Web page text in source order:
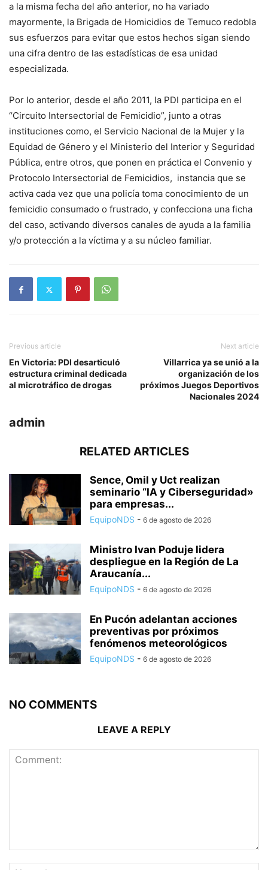
a la misma fecha del año anterior, no ha variado
mayormente, la Brigada de Homicidios de Temuco redobla
sus esfuerzos para evitar que estos hechos sigan siendo
una cifra dentro de las estadísticas de esa unidad
especializada.
Por lo anterior, desde el año 2011, la PDI participa en el
“Circuito Intersectorial de Femicidio”, junto a otras
instituciones como, el Servicio Nacional de la Mujer y la
Equidad de Género y el Ministerio del Interior y Seguridad
Pública, entre otros, que ponen en práctica el Convenio y
Protocolo Intersectorial de Femicidios, instancia que se
activa cada vez que una policía toma conocimiento de un
femicidio consumado o frustrado, y confecciona una ficha
del caso, activando diversos canales de ayuda a la familia
y/o protección a la víctima y a su núcleo familiar.
Previous article
En Victoria: PDI desarticuló
estructura criminal dedicada
al microtráfico de drogas
Next article
Villarrica ya se unió a la
organización de los
próximos Juegos Deportivos
Nacionales 2024
admin
RELATED ARTICLES
Sence, Omil y Uct realizan
seminario “IA y Ciberseguridad»
para empresas...
EquipoNDS - 6 de agosto de 2026
Ministro Ivan Poduje lidera
despliegue en la Región de La
Araucanía...
EquipoNDS - 6 de agosto de 2026
En Pucón adelantan acciones
preventivas por próximos
fenómenos meteorológicos
EquipoNDS - 6 de agosto de 2026
NO COMMENTS
LEAVE A REPLY